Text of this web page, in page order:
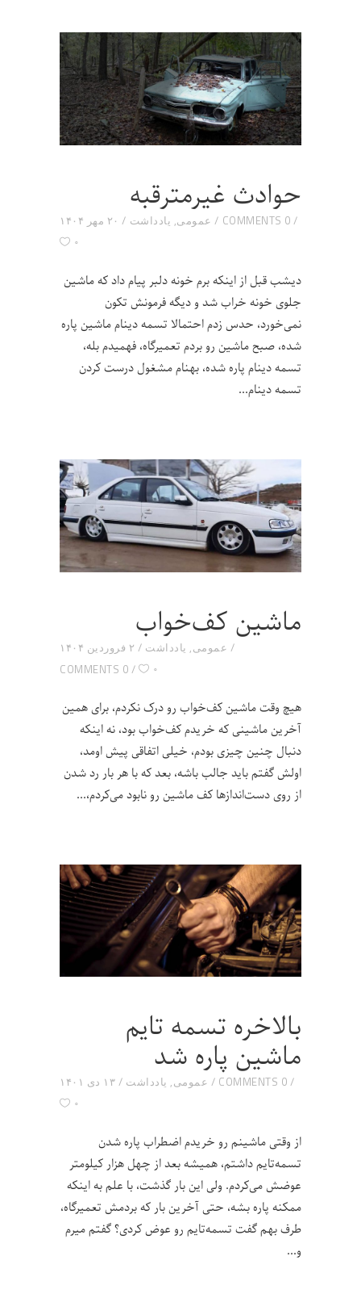
حوادث غیرمترقبه
۲۰ مهر ۱۴۰۴ عمومی, یادداشت 0 COMMENTS
۰
دیشب قبل از اینکه برم خونه دلبر پیام داد که ماشین
جلوی خونه خراب شد و دیگه فرمونش تکون
نمی‌خورد، حدس زدم احتمالا تسمه دینام ماشین پاره
شده، صبح ماشین رو بردم تعمیرگاه، فهمیدم بله،
تسمه دینام پاره شده، بهنام مشغول درست کردن
تسمه دینام
ماشین کف‌خواب
۲ فروردین ۱۴۰۴ عمومی, یادداشت
0 COMMENTS
۰
هیچ وقت ماشین کف‌خواب رو درک نکردم، برای همین
آخرین ماشینی که خریدم کف‌خواب بود، نه اینکه
دنبال چنین چیزی بودم، خیلی اتفاقی پیش اومد،
اولش گفتم باید جالب باشه، بعد که با هر بار رد شدن
از روی دست‌اندازها کف ماشین رو نابود می‌کردم،
بالاخره تسمه تایم
ماشین پاره شد
۱۳ دی ۱۴۰۱ عمومی, یادداشت 0 COMMENTS
۰
از وقتی ماشینم رو خریدم اضطراب پاره شدن
تسمه‌تایم داشتم، همیشه بعد از چهل هزار کیلومتر
عوضش می‌کردم. ولی این بار گذشت، با علم به اینکه
ممکنه پاره بشه، حتی آخرین بار که بردمش تعمیرگاه،
طرف بهم گفت تسمه‌تایم رو عوض کردی؟ گفتم میرم
و